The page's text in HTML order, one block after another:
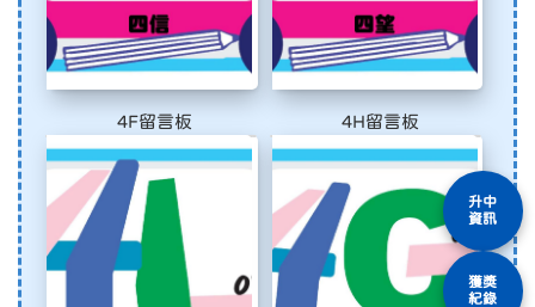
4F留言板 4H留言板
升中
資訊
獲獎
紀錄